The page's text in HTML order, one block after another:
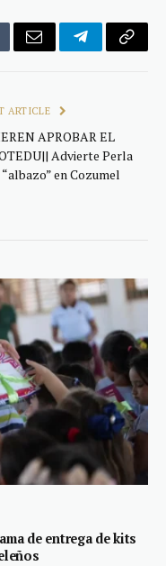
Email TelegramCopy
ARTICLE
APROBAR EL
Advierte Perla
en Cozumel
de entrega de kits